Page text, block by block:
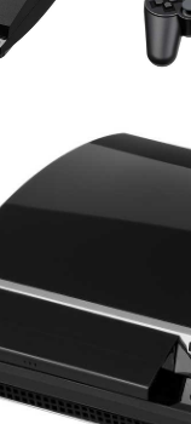
console